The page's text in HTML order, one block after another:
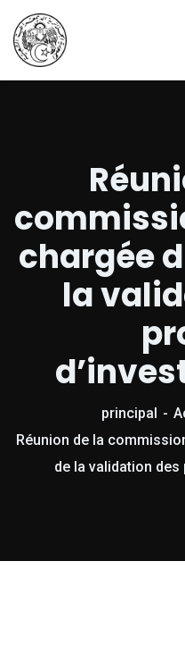
chargée
la
principal
Réunion de la
de la validation